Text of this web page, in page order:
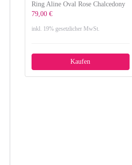
Ring Aline Oval Rose Chalcedony
79,00 €
inkl. 19% gesetzlicher MwSt.
Kaufen